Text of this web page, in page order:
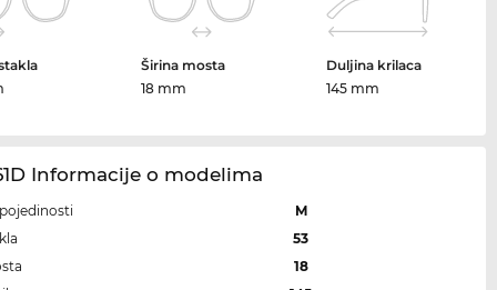
Širina mosta
18 mm
Duljina krilaca
145 mm
Informacije o modelima
M
53
18